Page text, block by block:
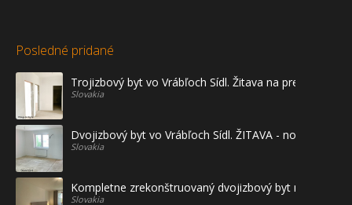
Posledné pridané
Trojizbový byt vo Vrábľoch Sídl. Žitava na predaj - prvé
Slovakia
Dvojizbový byt vo Vrábľoch Sídl. ŽITAVA - novostavba
Slovakia
Kompletne zrekonštruovaný dvojizbový byt na
Slovakia